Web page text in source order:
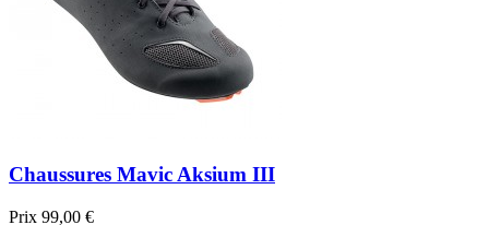
Chaussures Mavic Aksium III
Prix 99,00 €